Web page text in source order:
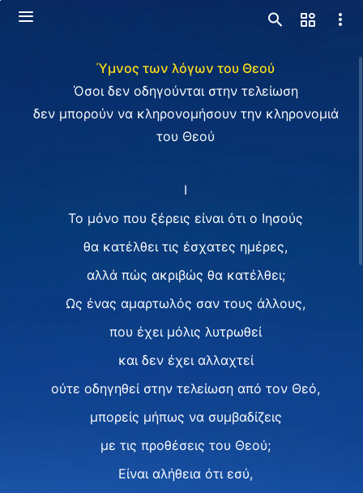
Ύμνος των λόγων του Θεού
Όσοι δεν οδηγούνται στην τελείωση
δεν μπορούν να κληρονομήσουν την κληρονομιά
του Θεού
I
Το μόνο που ξέρεις είναι ότι ο Ιησούς
θα κατέλθει τις έσχατες ημέρες,
αλλά πώς ακριβώς θα κατέλθει;
Ως ένας αμαρτωλός σαν τους άλλους,
που έχει μόλις λυτρωθεί
και δεν έχει αλλαχτεί
ούτε οδηγηθεί στην τελείωση από τον Θεό,
μπορείς μήπως να συμβαδίζεις
με τις προθέσεις του Θεού;
Είναι αλήθεια ότι εσύ,